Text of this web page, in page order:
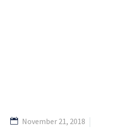
November 21, 2018